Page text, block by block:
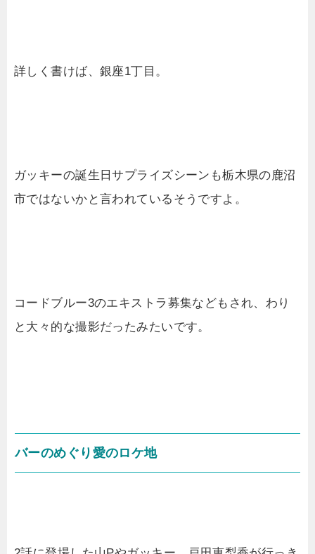
詳しく書けば、銀座1丁目。
ガッキーの誕生日サプライズシーンも栃木県の鹿沼
市ではないかと言われているそうですよ。
コードブルー3のエキストラ募集などもされ、わり
と大々的な撮影だったみたいです。
バーのめぐり愛のロケ地